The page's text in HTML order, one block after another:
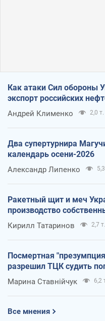
Как атаки Сил обороны
экспорт российских
Андрей Клименко 2,0 т.
Два супертурнира
календарь осени-2026
Александр Липенко
Ракетный щит и меч
производство
Кирилл Татаринов 2,7 т.
Посмертная
разрешил ТЦК судить
Марина Ставнійчук 6,2
Все мнения